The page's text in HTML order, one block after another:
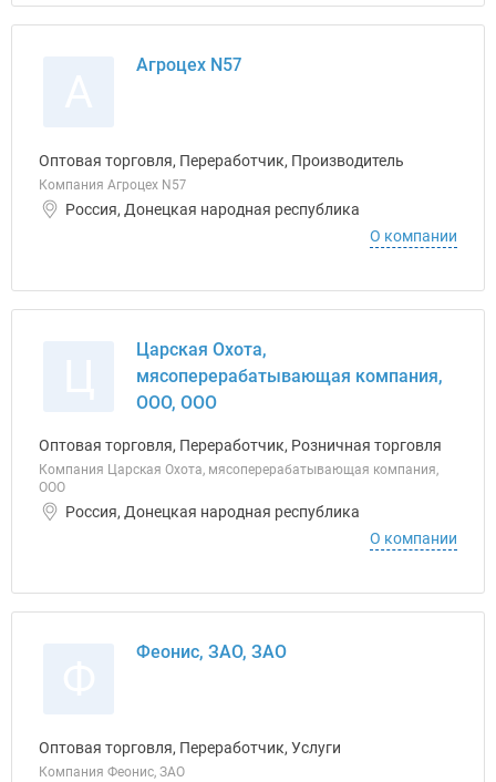
Агроцех N57
Оптовая торговля, Переработчик, Производитель
Компания Агроцех N57
Россия, Донецкая народная республика
О компании
Царская Охота,
мясоперерабатывающая компания,
ООО, ООО
Оптовая торговля, Переработчик, Розничная торговля
Компания Царская Охота, мясоперерабатывающая компания,
ООО
Россия, Донецкая народная республика
О компании
Феонис, ЗАО, ЗАО
Оптовая торговля, Переработчик, Услуги
Компания Феонис, ЗАО